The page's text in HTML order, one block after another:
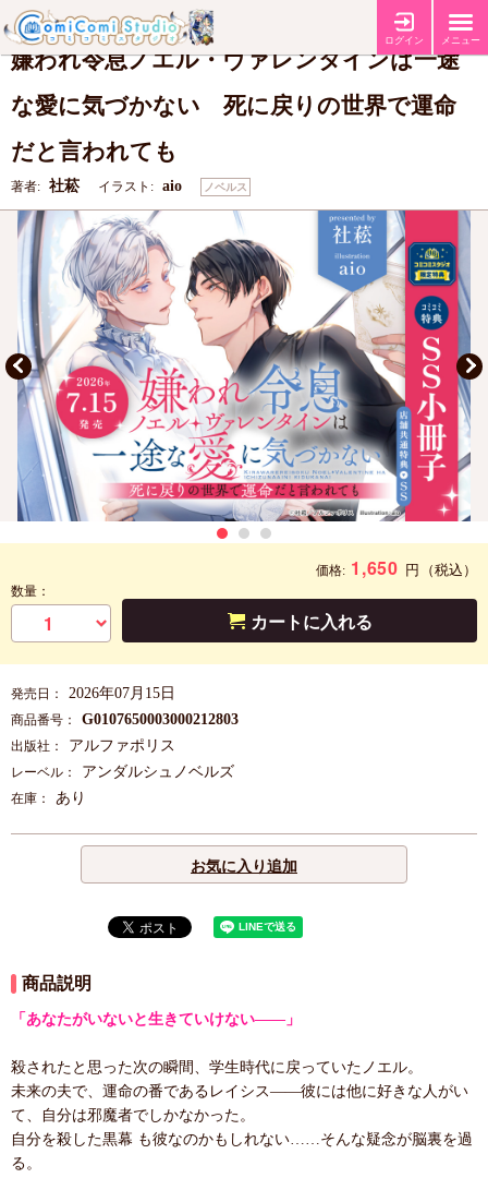
ログイン メニュー
特典 【コミコミ特典SS小冊子】 【店舗共通SS特典】
嫌われ令息ノエル・ヴァレンタインは一途
な愛に気づかない 死に戻りの世界で運命
だと言われても
著者: 社菘 イラスト: aio ノベルス
価格: 1,650 円 （税込）
数量：
カートに入れる
発売日： 2026年07月15日
商品番号： G0107650003000212803
出版社： アルファポリス
レーベル： アンダルシュノベルズ
在庫： あり
お気に入り追加
商品説明
「あなたがいないと生きていけない――」
殺されたと思った次の瞬間、学生時代に戻っていたノエル。
未来の夫で、運命の番であるレイシス――彼には他に好きな人がい
て、自分は邪魔者でしかなかった。
自分を殺した黒幕 も彼なのかもしれない……そんな疑念が脳裏を過
る。